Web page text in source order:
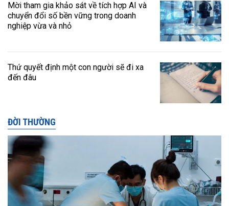
Mời tham gia khảo sát về tích hợp AI và
chuyển đổi số bền vững trong doanh
nghiệp vừa và nhỏ
Thứ quyết định một con người sẽ đi xa
đến đâu
ĐỜI THƯỜNG